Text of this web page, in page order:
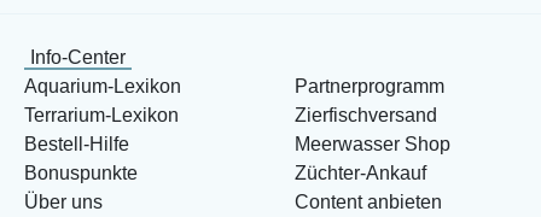
Info-Center
Aquarium-Lexikon
Terrarium-Lexikon
Bestell-Hilfe
Bonuspunkte
Über uns
Partnerprogramm
Zierfischversand
Meerwasser Shop
Züchter-Ankauf
Content anbieten